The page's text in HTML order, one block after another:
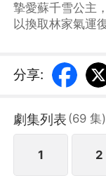
摯愛蘇千雪公主
以換取林家氣運
蘇千雪甦醒，真
成小三，親手摔
欺他、辱他的人
耀。
分享:
劇集列表 (69 集)
1 2